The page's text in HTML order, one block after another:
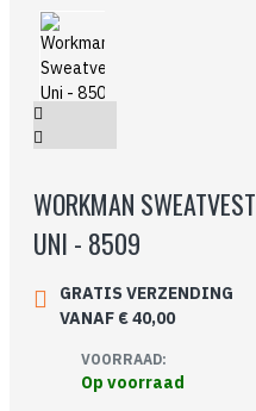
WORKMAN SWEATVEST
UNI - 8509
GRATIS VERZENDING
VANAF € 40,00
VOORRAAD:
Op voorraad